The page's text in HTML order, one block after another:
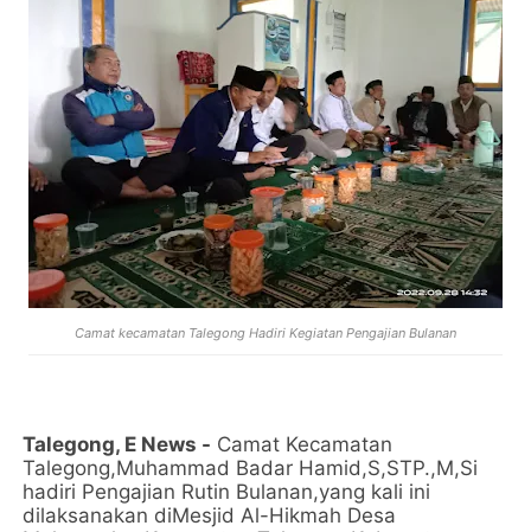
Camat kecamatan Talegong Hadiri Kegiatan Pengajian Bulanan
Talegong, E News - Camat Kecamatan
Talegong,Muhammad Badar Hamid,S,STP.,M,Si
hadiri Pengajian Rutin Bulanan,yang kali ini
dilaksanakan diMesjid Al-Hikmah Desa